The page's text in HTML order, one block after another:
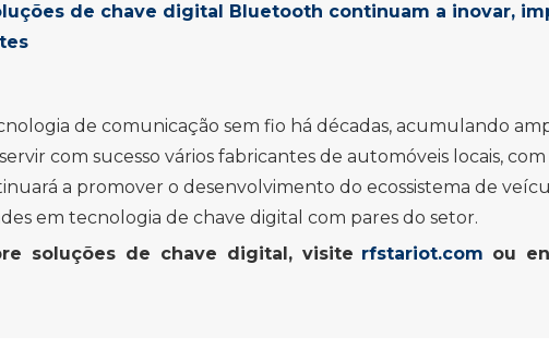
de chave digital Bluetooth continuam a inovar,
de comunicação sem fio há décadas, acumulando
com sucesso vários fabricantes de automóveis locais,
a promover o desenvolvimento do ecossistema de
em tecnologia de chave digital com pares do setor.
soluções de chave digital, visite rfstariot.com ou